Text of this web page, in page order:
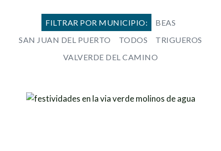
BEAS
SAN JUAN DEL PUERTO
TODOS
TRIGUEROS
VALVERDE DEL CAMINO
FILTRAR POR MUNICIPIO: